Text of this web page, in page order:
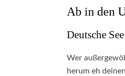
Ab in den
Deutsche
Wer
herum eh deinen